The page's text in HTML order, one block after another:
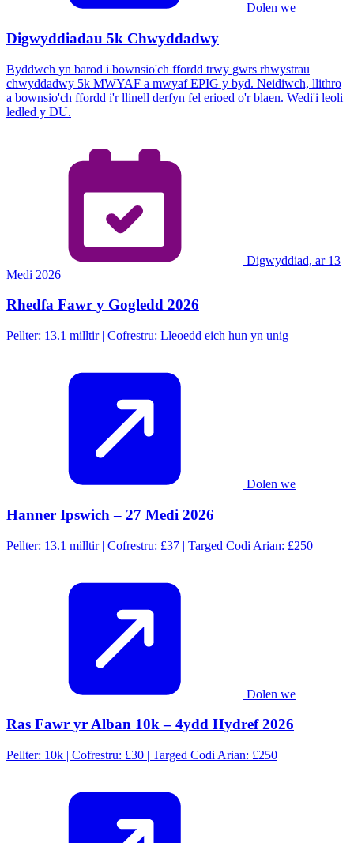
Dolen we
Digwyddiadau 5k Chwyddadwy
Byddwch yn barod i bownsio'ch ffordd trwy gwrs rhwystrau
chwyddadwy 5k MWYAF a mwyaf EPIG y byd. Neidiwch, llithro
a bownsio'ch ffordd i'r llinell derfyn fel erioed o'r blaen. Wedi'i leoli
ledled y DU.
Digwyddiad, ar 13
Medi 2026
Rhedfa Fawr y Gogledd 2026
Pellter: 13.1 milltir | Cofrestru: Lleoedd eich hun yn unig
Dolen we
Hanner Ipswich – 27 Medi 2026
Pellter: 13.1 milltir | Cofrestru: £37 | Targed Codi Arian: £250
Dolen we
Ras Fawr yr Alban 10k – 4ydd Hydref 2026
Pellter: 10k | Cofrestru: £30 | Targed Codi Arian: £250